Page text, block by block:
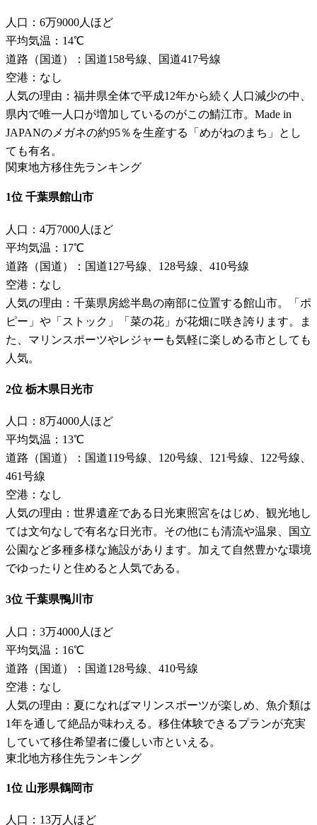
人口：6万9000人ほど
平均気温：14℃
道路（国道）：国道158号線、国道417号線
空港：なし
人気の理由：福井県全体で平成12年から続く人口減少の中、
県内で唯一人口が増加しているのがこの鯖江市。Made in
JAPANのメガネの約95％を生産する「めがねのまち」とし
ても有名。
関東地方移住先ランキング
1位 千葉県館山市
人口：4万7000人ほど
平均気温：17℃
道路（国道）：国道127号線、128号線、410号線
空港：なし
人気の理由：千葉県房総半島の南部に位置する館山市。「ポ
ピー」や「ストック」「菜の花」が花畑に咲き誇ります。ま
た、マリンスポーツやレジャーも気軽に楽しめる市としても
人気。
2位 栃木県日光市
人口：8万4000人ほど
平均気温：13℃
道路（国道）：国道119号線、120号線、121号線、122号線、
461号線
空港：なし
人気の理由：世界遺産である日光東照宮をはじめ、観光地し
ては文句なしで有名な日光市。その他にも清流や温泉、国立
公園など多種多様な施設があります。加えて自然豊かな環境
でゆったりと住めると人気である。
3位 千葉県鴨川市
人口：3万4000人ほど
平均気温：16℃
道路（国道）：国道128号線、410号線
空港：なし
人気の理由：夏になればマリンスポーツが楽しめ、魚介類は
1年を通して絶品が味わえる。移住体験できるプランが充実
していて移住希望者に優しい市といえる。
東北地方移住先ランキング
1位 山形県鶴岡市
人口：13万人ほど